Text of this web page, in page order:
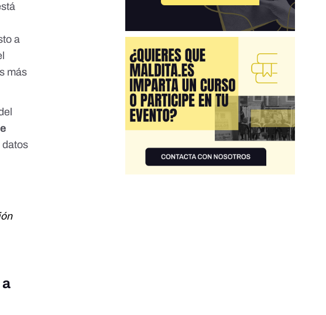
a
más
datos